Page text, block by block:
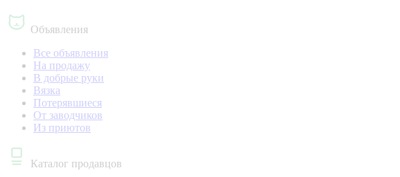
Объявления
Все объявления
На продажу
В добрые руки
Вязка
Потерявшиеся
От заводчиков
Из приютов
Каталог продавцов